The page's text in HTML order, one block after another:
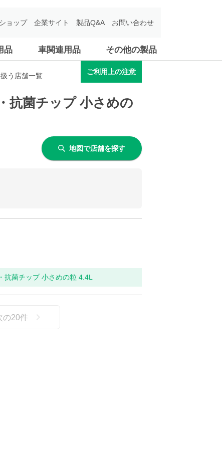
品 車関連用品 その他の製品
ョップ 企業サイト 製品Q&A お問い合わせ
う店舗一覧
ご利用上の注意
抗菌チップ 小さめの
地図で店舗を探す
抗菌チップ 小さめの粒 4.4L
の20件